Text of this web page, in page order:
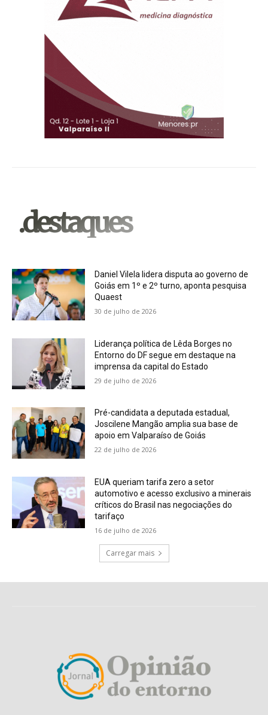
.destaques
Daniel Vilela lidera disputa ao governo de
Goiás em 1º e 2º turno, aponta pesquisa
Quaest
30 de julho de 2026
Liderança política de Lêda Borges no
Entorno do DF segue em destaque na
imprensa da capital do Estado
29 de julho de 2026
Pré-candidata a deputada estadual,
Joscilene Mangão amplia sua base de
apoio em Valparaíso de Goiás
22 de julho de 2026
EUA queriam tarifa zero a setor
automotivo e acesso exclusivo a minerais
críticos do Brasil nas negociações do
tarifaço
16 de julho de 2026
Carregar mais